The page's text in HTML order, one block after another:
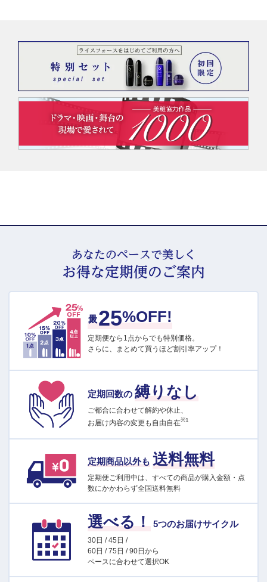
あなたのペースで美しく
お得な定期便のご案内
25%OFF!
定期便なら1点からでも特別価格。
さらに、まとめて買うほど割引率アップ！
定期回数の 縛りなし
ご都合に合わせて解約や休止、
お届け内容の変更も自由自在※1
定期商品以外も 送料無料
定期便ご利用中は、すべての商品が購入金額・点
数にかかわらず全国送料無料
選べる！ 5つのお届けサイクル
30日 / 45日 /
60日 / 75日 / 90日から
ペースに合わせて選択OK